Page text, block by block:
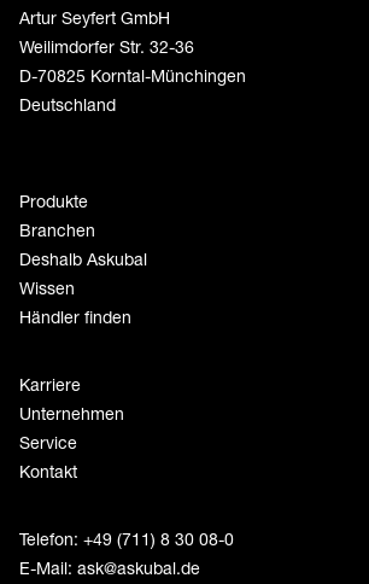
Artur Seyfert GmbH
Weilimdorfer Str. 32-36
D-70825 Korntal-Münchingen
Deutschland
Produkte
Branchen
Deshalb Askubal
Wissen
Händler finden
Karriere
Unternehmen
Service
Kontakt
Telefon: +49 (711) 8 30 08-0
E-Mail: ask@askubal.de